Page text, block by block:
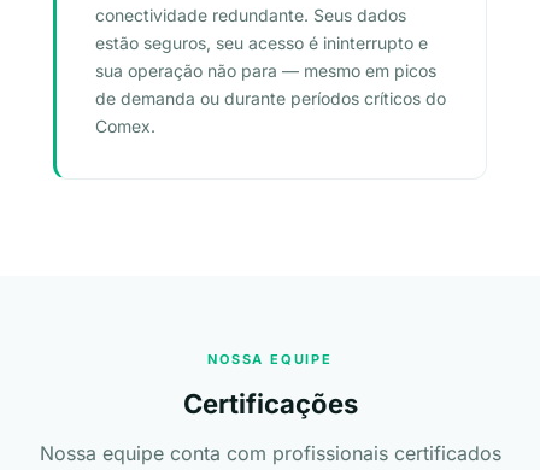
conectividade redundante. Seus dados
estão seguros, seu acesso é ininterrupto e
sua operação não para — mesmo em picos
de demanda ou durante períodos críticos do
Comex.
NOSSA EQUIPE
Certificações
Nossa equipe conta com profissionais certificados